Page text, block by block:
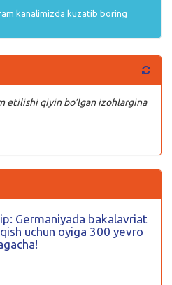
kanalimizda kuzatib boring
etilishi qiyin bo’lgan izohlargina
Germaniyada bakalavriat
uchun oyiga 300 yevro